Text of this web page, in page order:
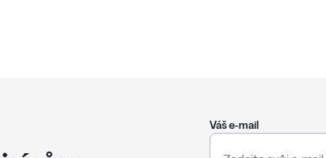
Váš e-mail